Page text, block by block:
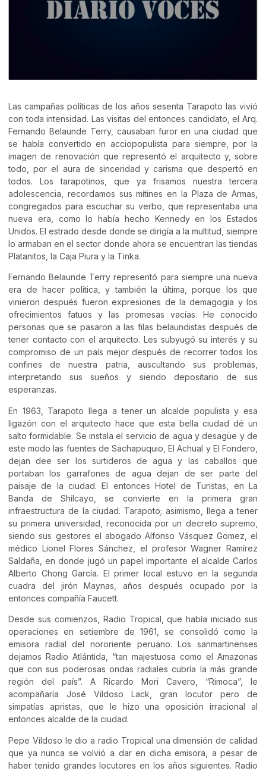
Las campañas políticas de los años sesenta Tarapoto las vivió
con toda intensidad. Las visitas del entonces candidato, el Arq.
Fernando Belaunde Terry, causaban furor en una ciudad que
se había convertido en acciopopulista para siempre, por la
imagen de renovación que representó el arquitecto y, sobre
todo, por el aura de sinceridad y carisma que despertó en
todos. Los tarapotinos, que ya frisamos nuestra tercera
adolescencia, recordamos sus mítines en la Plaza de Armas,
congregados para escuchar su verbo, que representaba una
nueva era, como lo había hecho Kennedy en los Estados
Unidos. El estrado desde donde se dirigía a la multitud, siempre
lo armaban en el sector donde ahora se encuentran las tiendas
Platanitos, la Caja Piura y la Tinka.
Fernando Belaunde Terry representó para siempre una nueva
era de hacer política, y también la última, porque los que
vinieron después fueron expresiones de la demagogia y los
ofrecimientos fatuos y las promesas vacías. He conocido
personas que se pasaron a las filas belaundistas después de
tener contacto con el arquitecto. Les subyugó su interés y su
compromiso de un país mejor después de recorrer todos los
confines de nuestra patria, auscultando sus problemas,
interpretando sus sueños y siendo depositario de sus
esperanzas.
En 1963, Tarapoto llega a tener un alcalde populista y esa
ligazón con el arquitecto hace que esta bella ciudad dé un
salto formidable. Se instala el servicio de agua y desagüe y de
este modo las fuentes de Sachapuquio, El Achual y El Fondero,
dejan dee ser los surtideros de agua y las caballos que
portaban los garrafones de agua dejan de ser parte del
paisaje de la ciudad. El entonces Hotel de Turistas, en La
Banda de Shilcayo, se convierte en la primera gran
infraestructura de la ciudad. Tarapoto; asimismo, llega a tener
su primera universidad, reconocida por un decreto supremo,
siendo sus gestores el abogado Alfonso Vásquez Gomez, el
médico Lionel Flores Sánchez, el profesor Wagner Ramírez
Saldaña, en donde jugó un papel importante el alcalde Carlos
Alberto Chong García. El primer local estuvo en la segunda
cuadra del jirón Maynas, años después ocupado por la
entonces compañía Faucett.
Desde sus comienzos, Radio Tropical, que había iniciado sus
operaciones en setiembre de 1961, se consolidó como la
emisora radial del nororiente peruano. Los sanmartinenses
dejamos Radio Atlántida, “tan majestuosa como el Amazonas
que con sus poderosas ondas radiales cubría la más grande
región del país”. A Ricardo Mori Cavero, “Rimoca”, le
acompañaría José Vildoso Lack, gran locutor pero de
simpatías apristas, que le hizo una oposición irracional al
entonces alcalde de la ciudad.
Pepe Vildoso le dio a radio Tropical una dimensión de calidad
que ya nunca se volvió a dar en dicha emisora, a pesar de
haber tenido grandes locutores en los años siguientes. Radio